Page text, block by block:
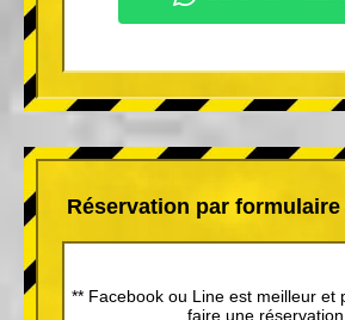
Réservation par formulaire
** Facebook ou Line est meilleur et
faire une réservation.